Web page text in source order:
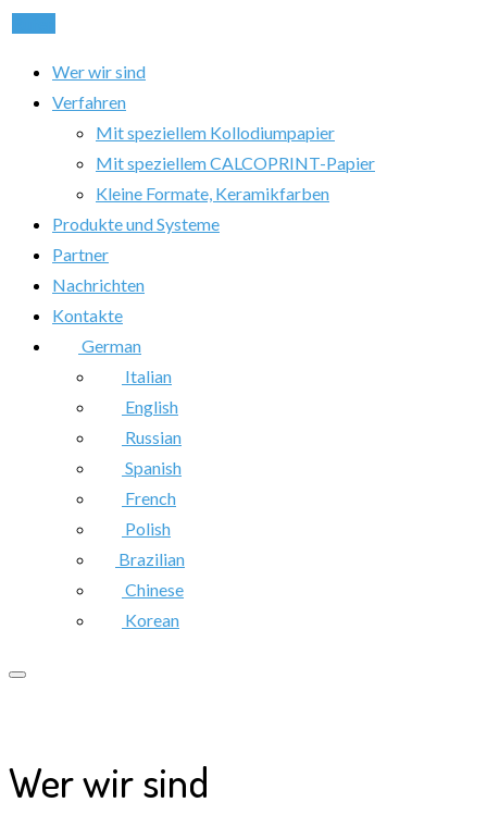
Wer wir sind
Verfahren
Mit speziellem Kollodiumpapier
Mit speziellem CALCOPRINT-Papier
Kleine Formate, Keramikfarben
Produkte und Systeme
Partner
Nachrichten
Kontakte
German
Italian
English
Russian
Spanish
French
Polish
Brazilian
Chinese
Korean
Wer wir sind